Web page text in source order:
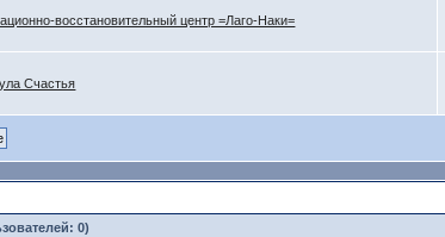
восстановительный центр =Лаго-Наки=
Счастья
0)